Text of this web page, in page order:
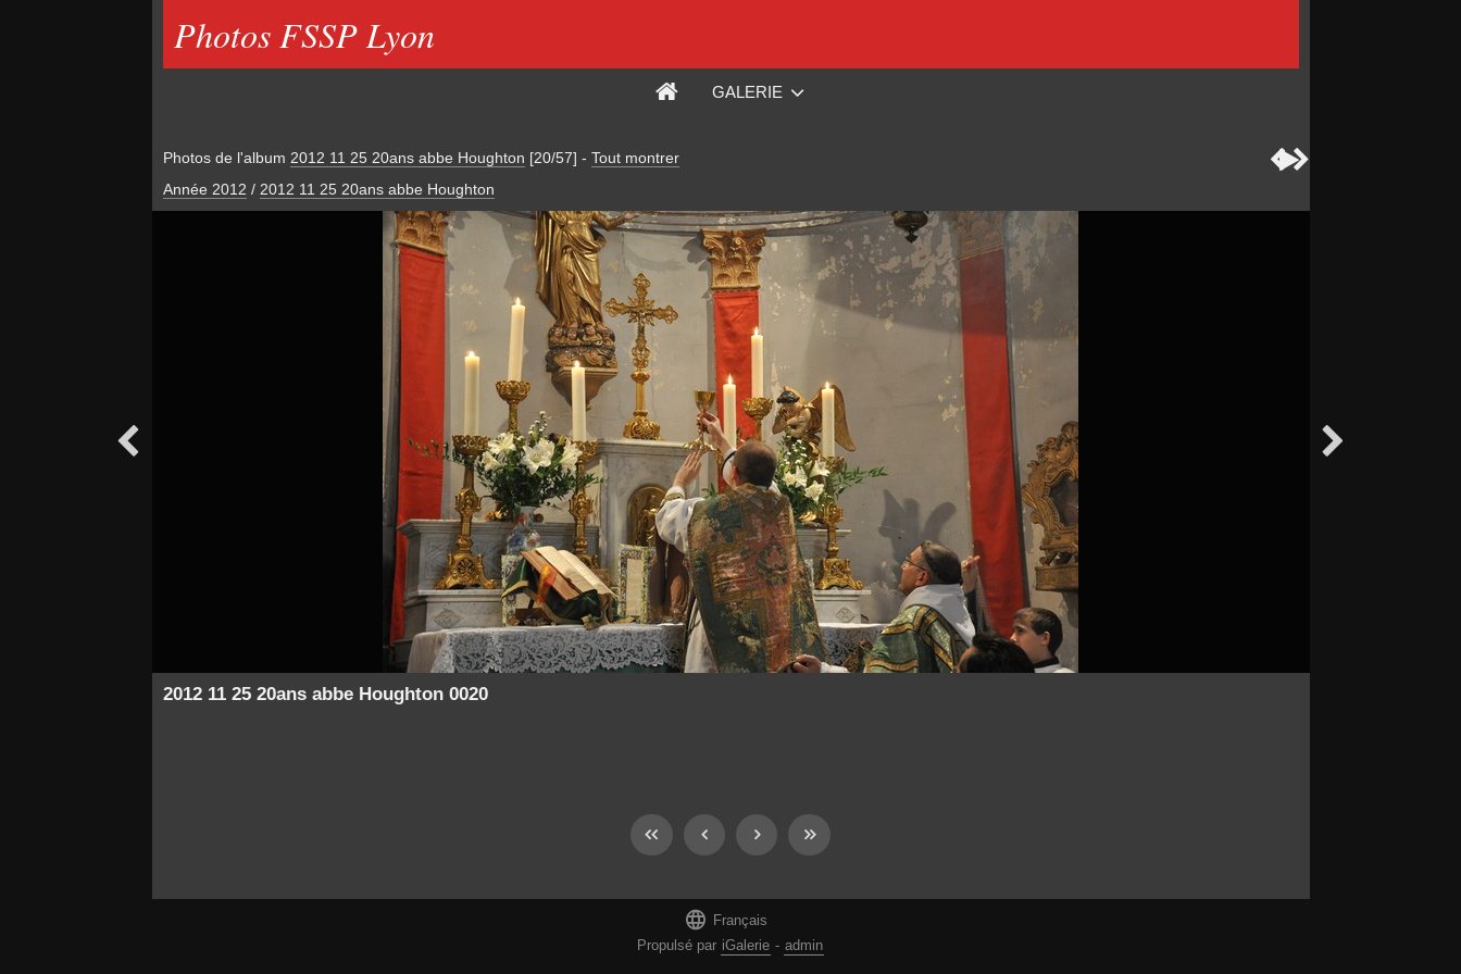
Photos FSSP Lyon
GALERIE
Photos de l'album 2012 11 25 20ans abbe Houghton [20/57] - Tout montrer
Année 2012 / 2012 11 25 20ans abbe Houghton

 
2012 11 25 20ans abbe Houghton 0020
 Français
Propulsé par iGalerie - admin